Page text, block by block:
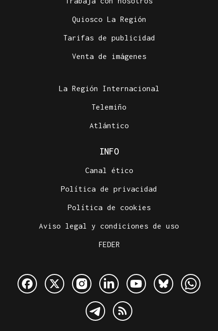
Quiosco La Región
Tarifas de publicidad
Venta de imágenes
La Región Internacional
Telemiño
Atlántico
INFO
Canal ético
Política de privacidad
Política de cookies
Aviso legal y condiciones de uso
FEDER